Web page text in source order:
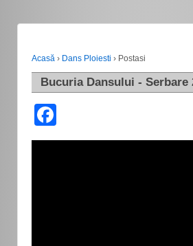
Acasă › Dans Ploiesti › Postasi
Bucuria Dansului - Serbare